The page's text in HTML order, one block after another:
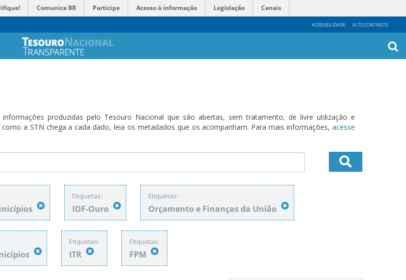
ACESSIBILIDADE ALTO CONTRASTE
Comunica BR Participe Acesso à informação Legislação Canais
produzidas pelo Tesouro Nacional que são abertas, sem tratamento, de livre utilização e
a STN chega a cada dado, leia os metadados que os acompanham. Para mais informações, acesse
Etiquetas:
IOF-Ouro
Etiquetas:
Orçamento e Finanças da União
Etiquetas:
ITR
Etiquetas:
FPM